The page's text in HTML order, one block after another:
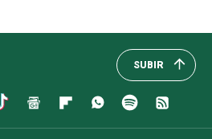
SUBIR